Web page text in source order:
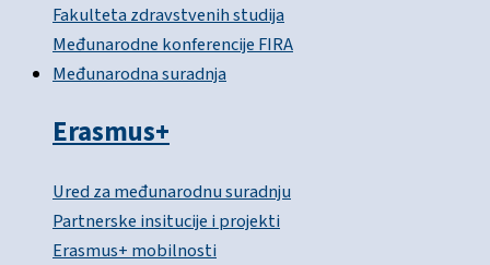
Fakulteta zdravstvenih studija
Međunarodne konferencije FIRA
Međunarodna suradnja
Erasmus+
Ured za međunarodnu suradnju
Partnerske insitucije i projekti
Erasmus+ mobilnosti